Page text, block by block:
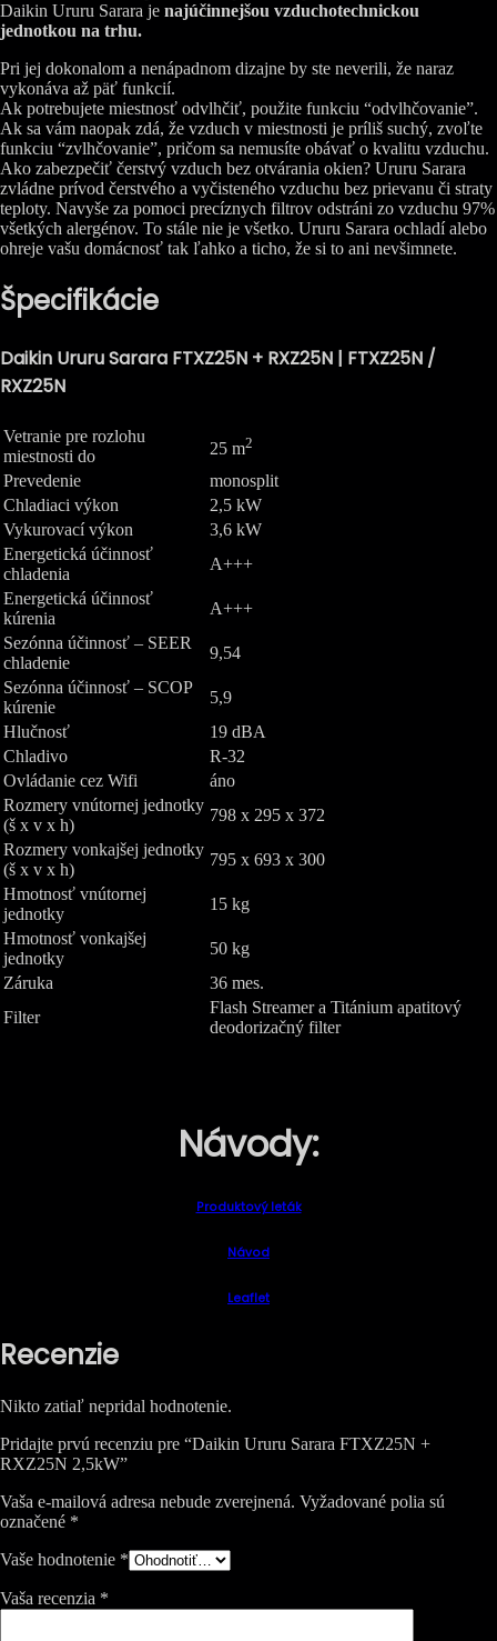
Daikin Ururu Sarara je najúčinnejšou vzduchotechnickou
jednotkou na trhu.
Pri jej dokonalom a nenápadnom dizajne by ste neverili, že naraz
vykonáva až päť funkcií.
Ak potrebujete miestnosť odvlhčiť, použite funkciu “odvlhčovanie”.
Ak sa vám naopak zdá, že vzduch v miestnosti je príliš suchý, zvoľte
funkciu “zvlhčovanie”, pričom sa nemusíte obávať o kvalitu vzduchu.
Ako zabezpečiť čerstvý vzduch bez otvárania okien? Ururu Sarara
zvládne prívod čerstvého a vyčisteného vzduchu bez prievanu či straty
teploty. Navyše za pomoci precíznych filtrov odstráni zo vzduchu 97%
všetkých alergénov. To stále nie je všetko. Ururu Sarara ochladí alebo
ohreje vašu domácnosť tak ľahko a ticho, že si to ani nevšimnete.
Špecifikácie
Daikin Ururu Sarara FTXZ25N + RXZ25N | FTXZ25N /
RXZ25N
Vetranie pre rozlohu
miestnosti do
25 m2
Prevedenie
monosplit
Chladiaci výkon
2,5 kW
Vykurovací výkon
3,6 kW
Energetická účinnosť
chladenia
A+++
Energetická účinnosť
kúrenia
A+++
Sezónna účinnosť – SEER
chladenie
9,54
Sezónna účinnosť – SCOP
kúrenie
5,9
Hlučnosť
19 dBA
Chladivo
R-32
Ovládanie cez Wifi
áno
Rozmery vnútornej jednotky
(š x v x h)
798 x 295 x 372
Rozmery vonkajšej jednotky
(š x v x h)
795 x 693 x 300
Hmotnosť vnútornej
jednotky
15 kg
Hmotnosť vonkajšej
jednotky
50 kg
Záruka
36 mes.
Filter
Flash Streamer a Titánium apatitový
deodorizačný filter
Návody:
Produktový leták
Návod
Leaflet
Recenzie
Nikto zatiaľ nepridal hodnotenie.
Pridajte prvú recenziu pre “Daikin Ururu Sarara FTXZ25N +
RXZ25N 2,5kW”
Vaša e-mailová adresa nebude zverejnená. Vyžadované polia sú
označené *
Vaše hodnotenie *
Vaša recenzia *